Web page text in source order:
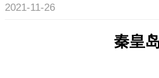
2021-11-26
秦皇